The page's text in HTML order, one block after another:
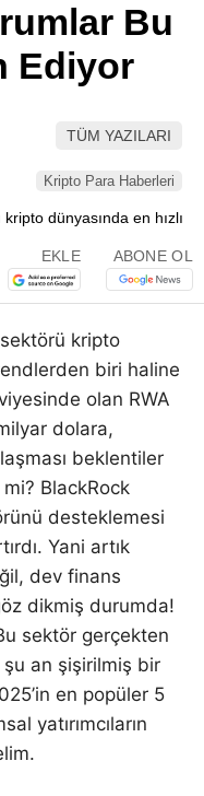
TikTok
Pinterest
Telegram
Bu
Ediyor
TÜM YAZILARI
Kripto Para Haberleri
EKLE ABONE OL
sektörü kripto
biri haline
olan RWA
dolara,
beklentiler
BlackRock
desteklemesi
Yani artık
dev finans
dikmiş durumda!
sektör gerçekten
an şişirilmiş bir
en popüler 5
yatırımcıların